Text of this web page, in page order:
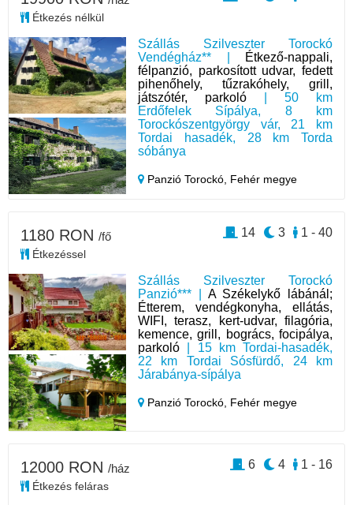
Szállás Szilveszter Torockó
Vendégház** |
Étkező-nappali,
félpanzió, parkosított udvar, fedett
pihenőhely, tűzrakóhely, grill,
játszótér, parkoló | 50 km
Erdőfelek Sípálya, 8 km
Torockószentgyörgy vár, 21 km
Tordai hasadék, 28 km Torda
sóbánya
Panzió Torockó, Fehér megye
Étkezés nélkül
Szállás Szilveszter Torockó
Panzió*** | A Székelykő lábánál;
Étterem, vendégkonyha, ellátás,
WIFI, terasz, kert-udvar, filagória,
kemence, grill, bogrács, focipálya,
parkoló | 15 km Tordai-hasadék,
22 km Tordai Sósfürdő, 24 km
Járabánya-sípálya
Panzió Torockó, Fehér megye
1180 RON /fő
Étkezéssel
1 - 40
3
14
12000 RON /ház
Étkezés feláras
1 - 16
4
6